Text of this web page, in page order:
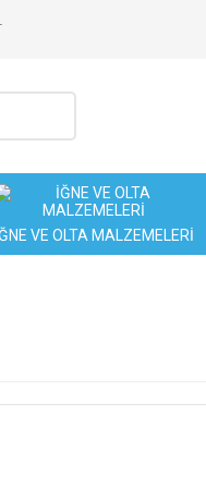
VE OLTA MALZEMELERİ